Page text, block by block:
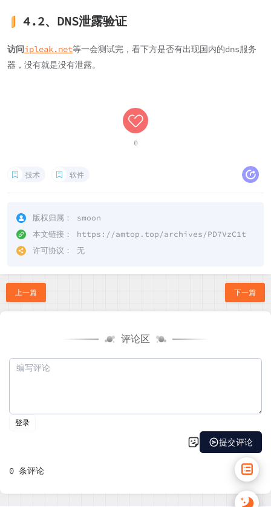
4.2、DNS泄露验证
访问ipleak.net等一会测试完，看下方是否有出现国内的dns服务
器，没有就是没有泄露。
0
技术 软件
版权归属：
smoon
本文链接：
https://amtop.top/archives/PD7VzC1t
许可协议：
无
上一篇 下一篇
评论区